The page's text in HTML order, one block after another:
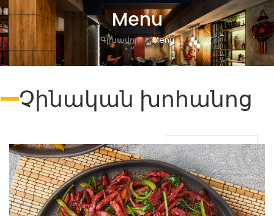
Menu
Գլխավոր Menu
Չինական խոհանոց